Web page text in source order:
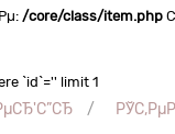
/core/class/item.php
`id`='' limit 1